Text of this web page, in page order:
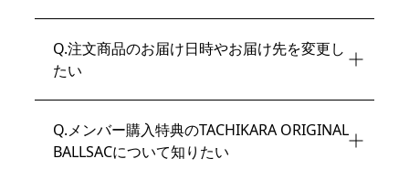
Q.注文商品のお届け日時やお届け先を変更し
たい
Q.メンバー購入特典のTACHIKARA ORIGINAL
BALLSACについて知りたい